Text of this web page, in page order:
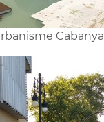
Cabanyal